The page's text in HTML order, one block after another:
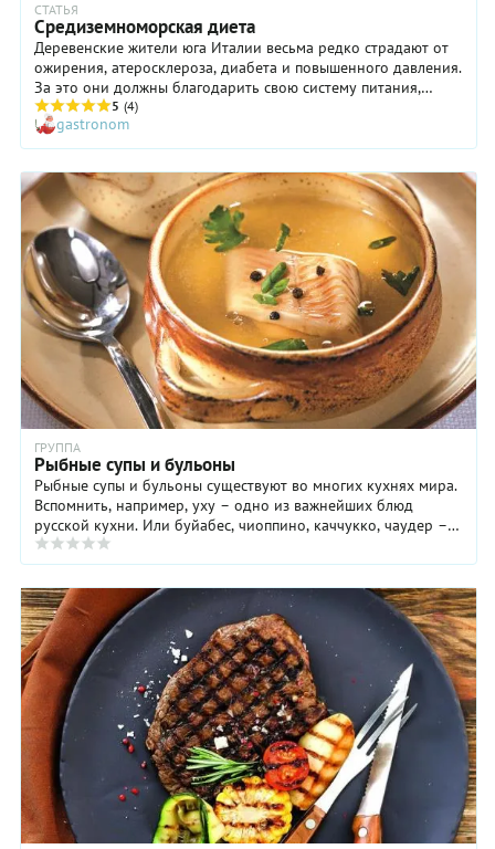
СТАТЬЯ
Средиземноморская диета
Деревенские жители юга Италии весьма редко страдают от
ожирения, атеросклероза, диабета и повышенного давления.
За это они должны благодарить свою систему питания,
которую жители других стран назвали средиземноморской
диетой.
5 (4)
gastronom
ГРУППА
Рыбные супы и бульоны
Рыбные супы и бульоны существуют во многих кухнях мира.
Вспомнить, например, уху – одно из важнейших блюд
русской кухни. Или буйабес, чиоппино, каччукко, чаудер –